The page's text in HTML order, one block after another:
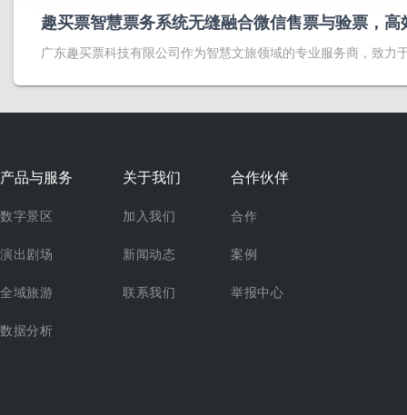
趣买票智慧票务系统无缝融合微信售票与验票，
广东趣买票科技有限公司作为智慧文旅领域的专业服务商，致力
产品与服务
数字景区
演出剧场
全域旅游
数据分析
关于我们
加入我们
新闻动态
联系我们
合作伙伴
合作
案例
举报中心